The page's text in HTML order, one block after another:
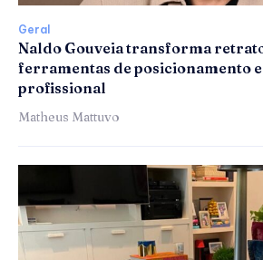
Geral
Naldo Gouveia transforma
ferramentas de posicionamento
profissional
Matheus Mattuvo